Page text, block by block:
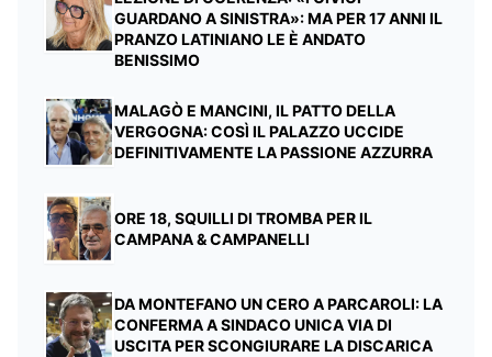
GUARDANO A SINISTRA»: MA PER 17 ANNI IL
PRANZO LATINIANO LE È ANDATO
BENISSIMO
MALAGÒ E MANCINI, IL PATTO DELLA
VERGOGNA: COSÌ IL PALAZZO UCCIDE
DEFINITIVAMENTE LA PASSIONE AZZURRA
ORE 18, SQUILLI DI TROMBA PER IL
CAMPANA & CAMPANELLI
DA MONTEFANO UN CERO A PARCAROLI: LA
CONFERMA A SINDACO UNICA VIA DI
USCITA PER SCONGIURARE LA DISCARICA